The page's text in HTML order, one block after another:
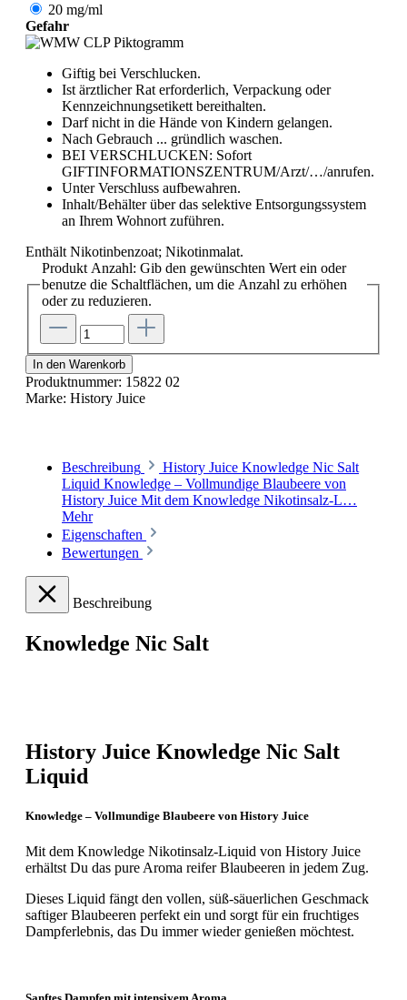
20 mg/ml
Gefahr
Giftig bei Verschlucken.
Ist ärztlicher Rat erforderlich, Verpackung oder
Kennzeichnungsetikett bereithalten.
Darf nicht in die Hände von Kindern gelangen.
Nach Gebrauch ... gründlich waschen.
BEI VERSCHLUCKEN: Sofort
GIFTINFORMATIONSZENTRUM/Arzt/…/anrufen.
Unter Verschluss aufbewahren.
Inhalt/Behälter über das selektive Entsorgungssystem
an Ihrem Wohnort zuführen.
Enthält Nikotinbenzoat; Nikotinmalat.
Produkt Anzahl: Gib den gewünschten Wert ein oder
benutze die Schaltflächen, um die Anzahl zu erhöhen
oder zu reduzieren.
In den Warenkorb
Produktnummer: 15822 02
Marke: History Juice
Beschreibung
History Juice Knowledge Nic Salt
Liquid Knowledge – Vollmundige Blaubeere von
History Juice Mit dem Knowledge Nikotinsalz-L…
Mehr
Eigenschaften
Bewertungen
Beschreibung
Knowledge Nic Salt
History Juice Knowledge Nic Salt
Liquid
Knowledge – Vollmundige Blaubeere von History Juice
Mit dem Knowledge Nikotinsalz-Liquid von History Juice
erhältst Du das pure Aroma reifer Blaubeeren in jedem Zug.
Dieses Liquid fängt den vollen, süß-säuerlichen Geschmack
saftiger Blaubeeren perfekt ein und sorgt für ein fruchtiges
Dampferlebnis, das Du immer wieder genießen möchtest.